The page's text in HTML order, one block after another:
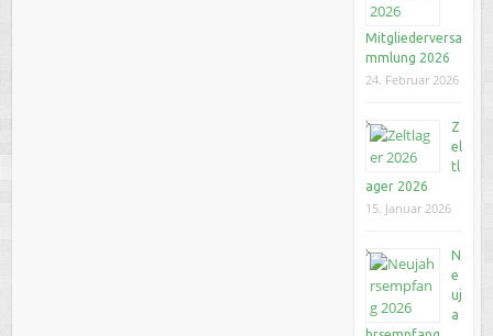
Mitgliederversa
mmlung 2026
24. Februar 2026
Z
el
tl
ager 2026
15. Januar 2026
N
e
uj
a